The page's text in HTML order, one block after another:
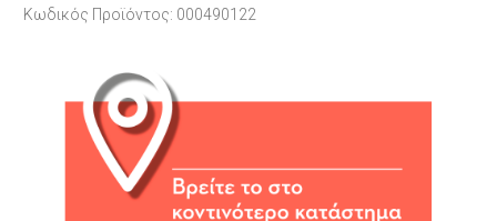
Κωδικός Προϊόντος: 000490122